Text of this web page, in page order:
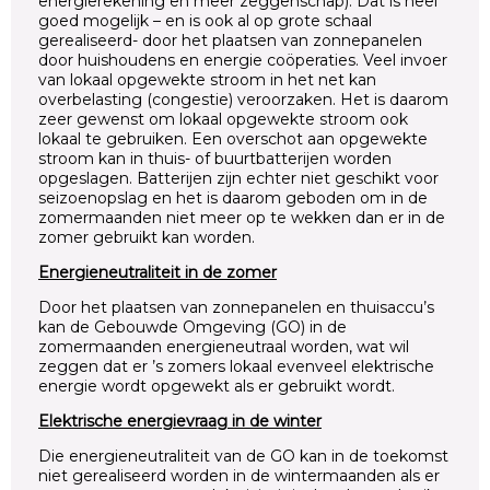
goed mogelijk – en is ook al op grote schaal
gerealiseerd- door het plaatsen van zonnepanelen
door huishoudens en energie coöperaties. Veel invoer
van lokaal opgewekte stroom in het net kan
overbelasting (congestie) veroorzaken. Het is daarom
zeer gewenst om lokaal opgewekte stroom ook
lokaal te gebruiken. Een overschot aan opgewekte
stroom kan in thuis- of buurtbatterijen worden
opgeslagen. Batterijen zijn echter niet geschikt voor
seizoenopslag en het is daarom geboden om in de
zomermaanden niet meer op te wekken dan er in de
zomer gebruikt kan worden.
Energieneutraliteit in de zomer
Door het plaatsen van zonnepanelen en thuisaccu’s
kan de Gebouwde Omgeving (GO) in de
zomermaanden energieneutraal worden, wat wil
zeggen dat er ’s zomers lokaal evenveel elektrische
energie wordt opgewekt als er gebruikt wordt.
Elektrische energievraag in de winter
Die energieneutraliteit van de GO kan in de toekomst
niet gerealiseerd worden in de wintermaanden als er